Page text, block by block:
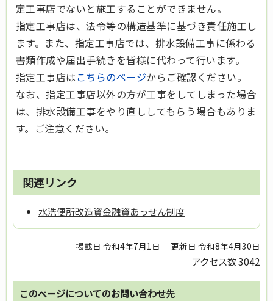
定工事店でないと施工することができません。
指定工事店は、法令等の構造基準に基づき責任施工し
ます。また、指定工事店では、排水設備工事に係わる
書類作成や届出手続きを皆様に代わって行います。
指定工事店はこちらのページからご確認ください。
なお、指定工事店以外の方が工事をしてしまった場合
は、排水設備工事をやり直ししてもらう場合もありま
す。ご注意ください。
関連リンク
水洗便所改造資金融資あっせん制度
掲載日 令和4年7月1日 更新日 令和8年4月30日
アクセス数3042
このページについてのお問い合わせ先